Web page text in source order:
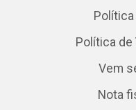
Política de
Vem
Nota